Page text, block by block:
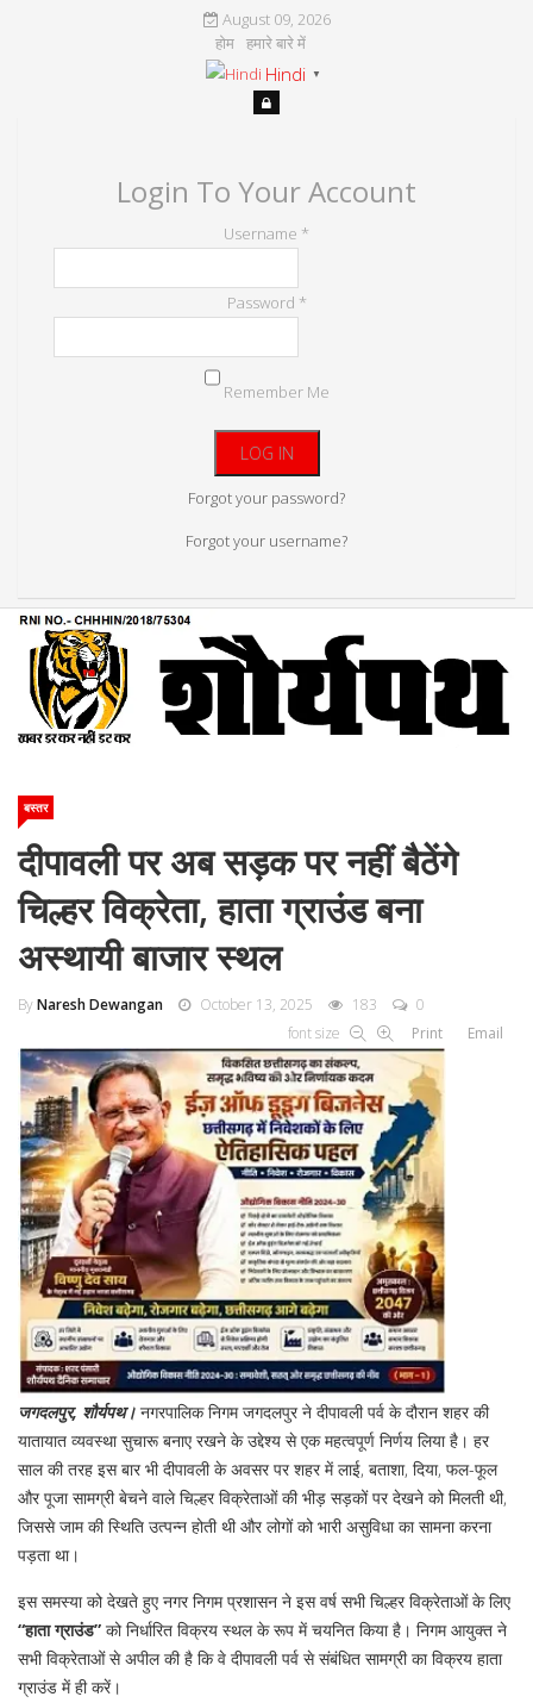
August 09, 2026
होम हमारे बारे में
Hindi ▼
Login To Your Account
Username *
Password *
Remember Me
Forgot your password?
Forgot your username?
बस्तर
दीपावली पर अब सड़क पर नहीं बैठेंगे
चिल्हर विक्रेता, हाता ग्राउंड बना
अस्थायी बाजार स्थल
ByNaresh Dewangan October 13, 2025 183
0
font size
Print Email
जगदलपुर, शौर्यपथ। नगरपालिक निगम जगदलपुर ने दीपावली पर्व के दौरान शहर की
यातायात व्यवस्था सुचारू बनाए रखने के उद्देश्य से एक महत्वपूर्ण निर्णय लिया है। हर
साल की तरह इस बार भी दीपावली के अवसर पर शहर में लाई, बताशा, दिया, फल-फूल
और पूजा सामग्री बेचने वाले चिल्हर विक्रेताओं की भीड़ सड़कों पर देखने को मिलती थी,
जिससे जाम की स्थिति उत्पन्न होती थी और लोगों को भारी असुविधा का सामना करना
पड़ता था।
इस समस्या को देखते हुए नगर निगम प्रशासन ने इस वर्ष सभी चिल्हर विक्रेताओं के लिए
“हाता ग्राउंड” को निर्धारित विक्रय स्थल के रूप में चयनित किया है। निगम आयुक्त ने
सभी विक्रेताओं से अपील की है कि वे दीपावली पर्व से संबंधित सामग्री का विक्रय हाता
ग्राउंड में ही करें।